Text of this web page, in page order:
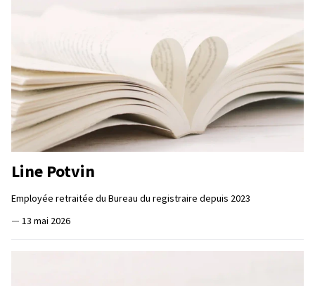
Line Potvin
Employée retraitée du Bureau du registraire depuis 2023
— 13 mai 2026